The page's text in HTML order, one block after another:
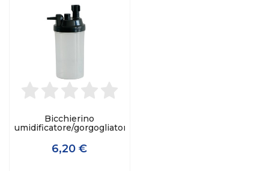
Bicchierino
umidificatore/gorgogliatore
6,20 €